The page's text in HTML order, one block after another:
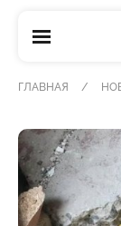
ГЛАВНАЯ